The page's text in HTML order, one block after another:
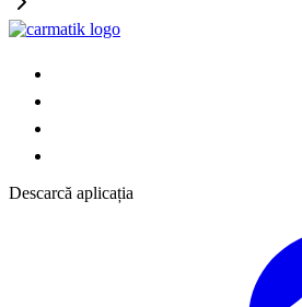
Descarcă aplicația